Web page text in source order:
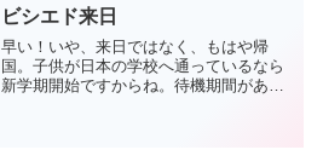
故障よりはショック度合いは低かった。
こうなったら柳が中5日...
ビシエド来日
早い！いや、来日ではなく、もはや帰
国。子供が日本の学校へ通っているなら
新学期開始ですからね。待機期間があっ